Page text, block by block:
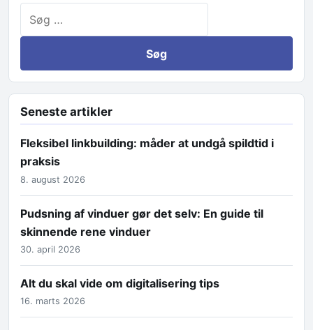
Seneste artikler
Fleksibel linkbuilding: måder at undgå spildtid i
praksis
8. august 2026
Pudsning af vinduer gør det selv: En guide til
skinnende rene vinduer
30. april 2026
Alt du skal vide om digitalisering tips
16. marts 2026